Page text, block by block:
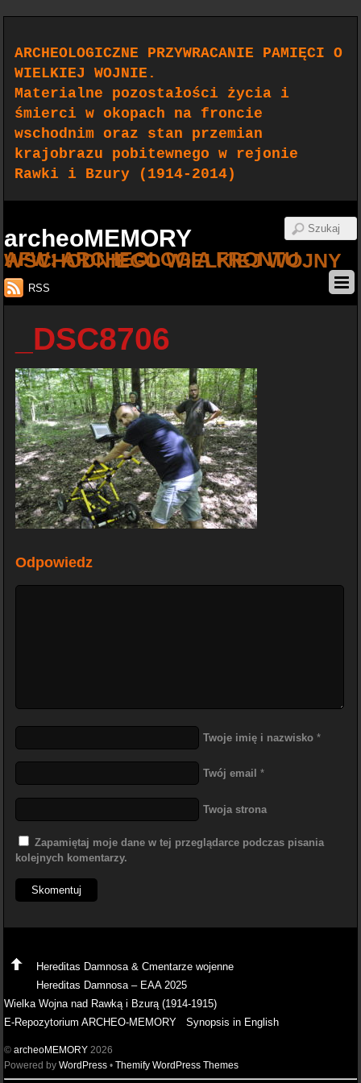
ARCHEOLOGICZNE PRZYWRACANIE PAMIĘCI O
WIELKIEJ WOJNIE.
Materialne pozostałości życia i
śmierci w okopach na froncie
wschodnim oraz stan przemian
krajobrazu pobitewnego w rejonie
Rawki i Bzury (1914-2014)
archeoMEMORY
AFW: ARCHEOLOGIA FRONTU WSCHODNIEGO WIELKIEJ WOJNY
RSS
_DSC8706
Odpowiedz
Twoje imię i nazwisko *
Twój email *
Twoja strona
Zapamiętaj moje dane w tej przeglądarce podczas pisania
kolejnych komentarzy.
Hereditas Damnosa & Cmentarze wojenne
Hereditas Damnosa – EAA 2025
Wielka Wojna nad Rawką i Bzurą (1914-1915)
E-Repozytorium ARCHEO-MEMORY
Synopsis in English
©archeoMEMORY 2026
Powered byWordPress •Themify WordPress Themes